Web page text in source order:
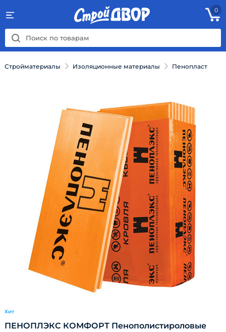
0
Стройматериалы Изоляционные материалы Пенопласт
Хит
ПЕНОПЛЭКС КОМФОРТ Пенополистироловые